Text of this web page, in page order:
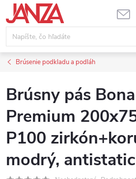
Prejsť na obsah
Brúsenie podkladu a podláh
Brúsny pás
Premium
P100
modrý,